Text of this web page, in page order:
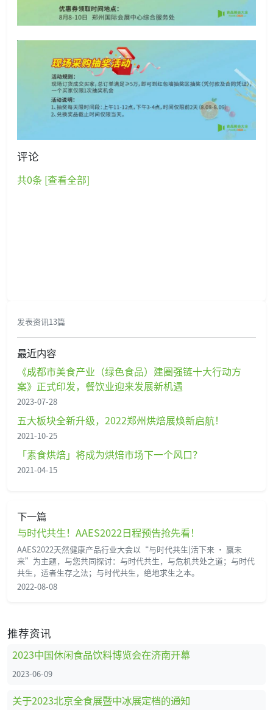
评论
共0条 [查看全部]
发表资讯13篇
最近内容
《成都市美食产业（绿色食品）建圈强链十大行动方
案》正式印发，餐饮业迎来发展新机遇
2023-07-28
五大板块全新升级，2022郑州烘焙展焕新启航！
2021-10-25
「素食烘焙」将成为烘焙市场下一个风口？
2021-04-15
下一篇
与时代共生！AAES2022日程预告抢先看！
AAES2022天然健康产品行业大会以“与时代共生|活下来 • 赢未
来”为主题，与您共同探讨：与时代共生，与危机共处之道；与时代
共生，适者生存之法；与时代共生，绝地求生之本。
2022-08-08
推荐资讯
2023中国休闲食品饮料博览会在济南开幕
2023-06-09
关于2023北京全食展暨中冰展定档的通知